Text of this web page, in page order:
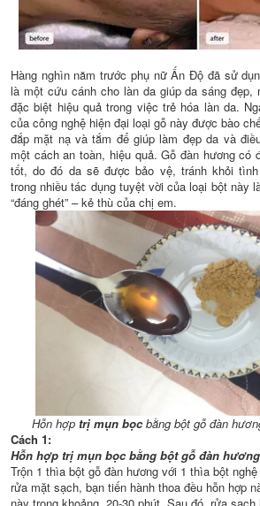
Hàng nghìn năm trước phụ nữ Ấn Độ đã sử
là một cứu cánh cho làn da giúp da sáng đẹp,
đặc biệt hiệu quả trong việc trẻ hóa làn da.
của công nghệ hiện đại loại gỗ này được bào
đắp mặt nạ và tắm để giúp làm đẹp da và
một cách an toàn, hiệu quả. Gỗ đàn hương có
tốt, do đó da sẽ được bảo vệ, tránh khỏi
trong nhiều tác dụng tuyệt vời của loại bột này
“đáng ghét” – kẻ thù của chị em.
Hỗn hợp trị mụn bọcbằng bột gỗ đàn
Cách 1:
Hỗn hợp trị mụn bọc bằng bột gỗ đàn
Trộn 1 thìa bột gỗ đàn hương với 1 thìa bột
rửa mặt sạch, bạn tiến hành thoa đều hỗn hợp